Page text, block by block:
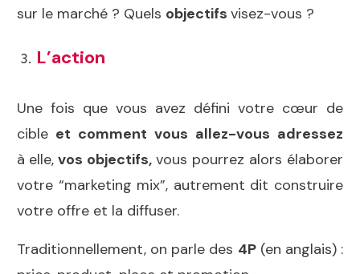
sur le marché ? Quels objectifs visez-vous ?
L’action
Une fois que vous avez défini votre cœur de
cible et comment vous allez-vous adressez
à elle,vos objectifs,vous pourrez alors élaborer
votre “marketing mix”, autrement dit construire
votre offre et la diffuser.
Traditionnellement, on parle des 4P(en anglais) :